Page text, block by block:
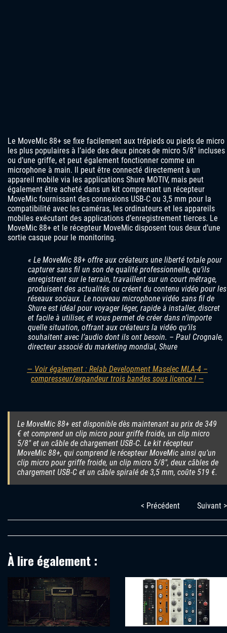
Le MoveMic 88+ se fixe facilement aux trépieds ou pieds de micro
les plus populaires à l’aide des deux pinces de micro 5/8″ incluses
ou d’une griffe, et peut également fonctionner comme un
microphone à main. Il peut être connecté directement à un
appareil mobile via les applications Shure MOTIV, mais peut
également être acheté dans un kit comprenant un récepteur
MoveMic fournissant des connexions USB-C ou 3,5 mm pour la
compatibilité avec les caméras, les ordinateurs et les appareils
mobiles exécutant des applications d’enregistrement tierces. Le
MoveMic 88+ et le récepteur MoveMic disposent tous deux d’une
sortie casque pour le monitoring.
« Le MoveMic 88+ offre aux créateurs une liberté totale pour
capturer sans fil un son de qualité professionnelle, qu’ils
enregistrent sur le terrain, travaillent sur un court métrage,
produisent des actualités ou créent du contenu vidéo pour les
réseaux sociaux. Le nouveau microphone vidéo sans fil de
Shure est idéal pour voyager léger, rapide à installer, discret
et facile à utiliser, et vous permet de créer dans n’importe
quelle situation, offrant aux créateurs la vidéo qu’ils
souhaitent avec l’audio dont ils ont besoin. – Paul Crognale,
directeur associé du marketing mondial, Shure
— Voir également : Relab Development Maselec MLA-4 –
compresseur/expandeur trois bandes sous licence ! —
Le MoveMic 88+ est disponible dès maintenant au prix de 349
€ et comprend un clip micro pour griffe froide, un clip micro
5/8″ et un câble de chargement USB-C. Le kit récepteur
MoveMic 88+, qui comprend le récepteur MoveMic ainsi qu’un
clip micro pour griffe froide, un clip micro 5/8″, deux câbles de
chargement USB-C et un câble spiralé de 3,5 mm, coûte 519 €.
< Précédent Suivant >
À lire également :